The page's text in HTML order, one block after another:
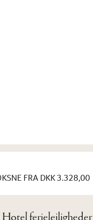
FRA DKK 3.328,00